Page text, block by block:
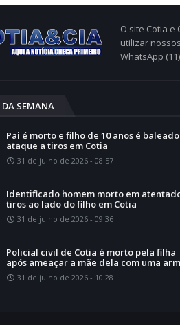
O site Cotia
utilizar
WhatsApp
SEMANA
Pai é morto e filho de 10 anos é
ataque a tiros em Cotia
31 de julho de 2026 - 08:57
Identificado homem morto em
tiros ao lado do filho em Cotia
31 de julho de 2026 - 09:36
Policial civil de Cotia é morto pela filha
após ameaçar a mãe dela com uma
31 de julho de 2026 - 10:28